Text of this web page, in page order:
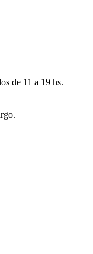
de 11 a 19 hs.